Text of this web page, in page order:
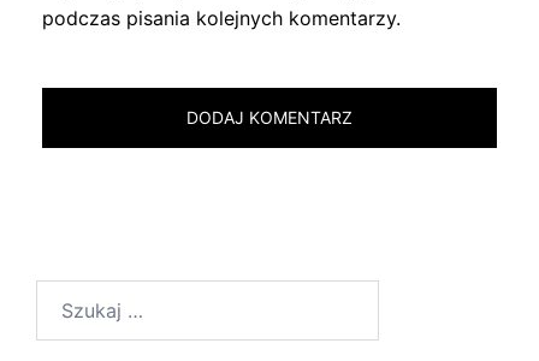
podczas pisania kolejnych komentarzy.